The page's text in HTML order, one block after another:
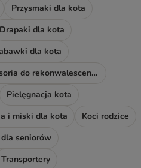
Przysmaki dla kota
Drapaki dla kota
dla kota
Akcesoria do rekonwalescencji
Pielęgnacja kota
i miski dla kota
Koci rodzice
dla seniorów
Transportery